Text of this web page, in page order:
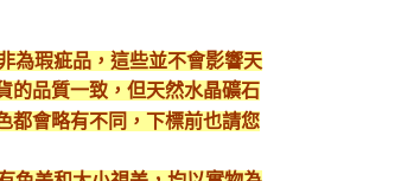
為瑕疵品，這些並不會影響天
的品質一致，但天然水晶礦石
都會略有不同，下標前也請您